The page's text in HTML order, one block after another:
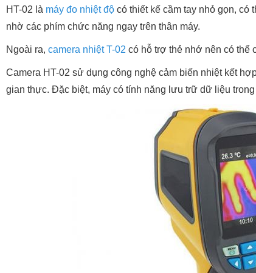
HT-02 là máy đo nhiệt độ có thiết kế cầm tay nhỏ gọn, có
nhờ các phím chức năng ngay trên thân máy.
Ngoài ra, camera nhiệt T-02 có hỗ trợ thẻ nhớ nên có thể
Camera HT-02 sử dụng công nghệ cảm biến nhiệt kết
gian thực. Đặc biệt, máy có tính năng lưu trữ dữ liệu